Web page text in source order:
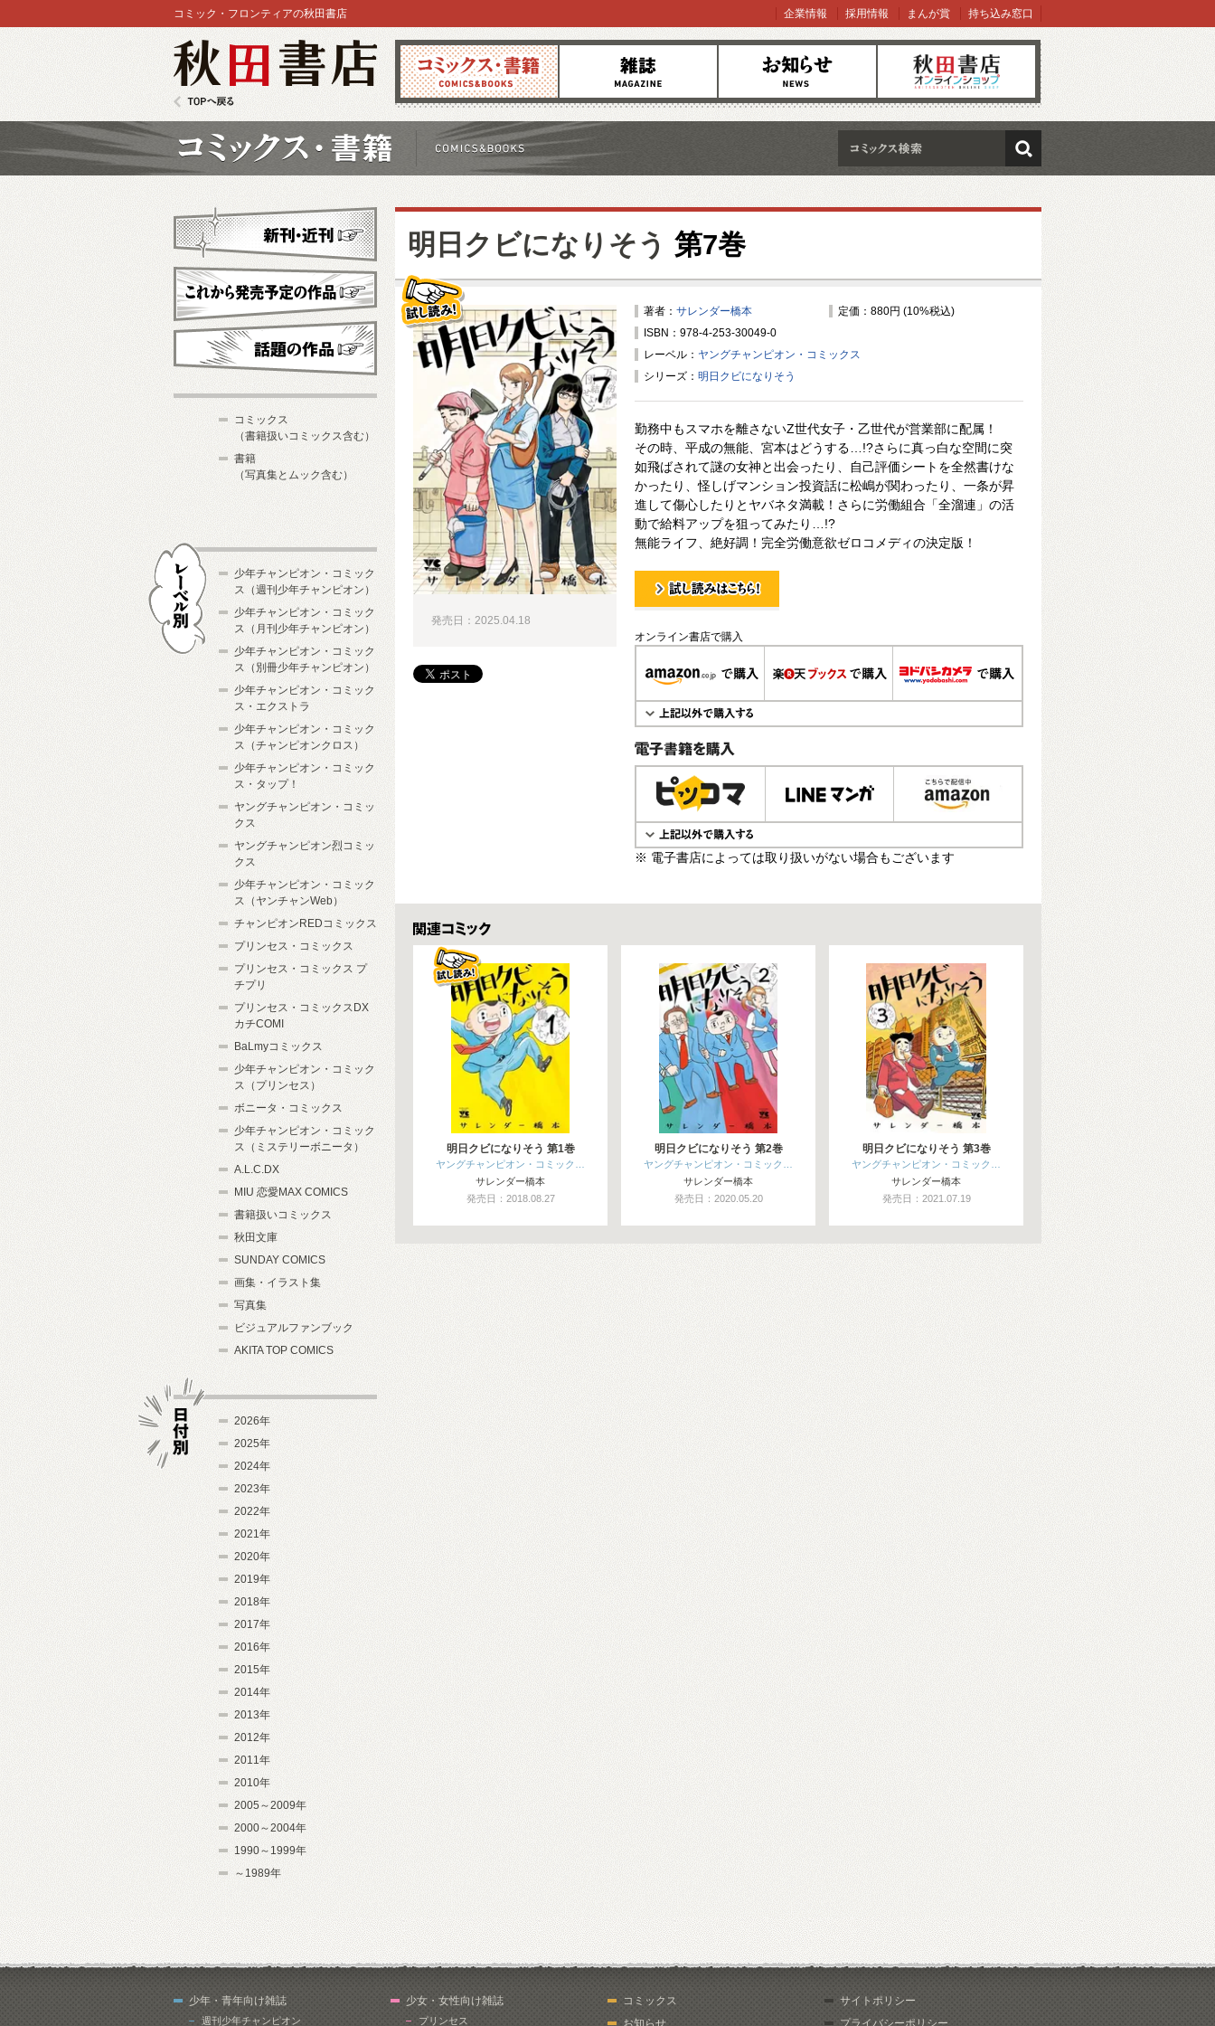
コミックス 雑誌 お知らせ オンラインショップ
コミック・フロンティアの秋田書店 企業情報 採用情報 まんが賞 持ち込み窓口
検索
明日クビになりそう 第7巻
著者： サレンダー橋本
定価：880円 (10%税込)
ISBN：978-4-253-30049-0
レーベル： ヤングチャンピオン・コミックス
シリーズ： 明日クビになりそう
勤務中もスマホを離さないZ世代女子・乙世代が営業部に配属！
その時、平成の無能、宮本はどうする…!?さらに真っ白な空間に突
如飛ばされて謎の女神と出会ったり、自己評価シートを全然書けな
かったり、怪しげマンション投資話に松嶋が関わったり、一条が昇
進して傷心したりとヤバネタ満載！さらに労働組合「全溜連」の活
動で給料アップを狙ってみたり…!?
無能ライフ、絶好調！完全労働意欲ゼロコメディの決定版！
試し読み！
オンライン書店で購入
電子書籍で購入
※ 電子書店によっては取り扱いがない場合もございます
発売日：2025.04.18
関連コミックス
明日クビになりそう 第1巻
ヤングチャンピオン・コミック…
サレンダー橋本
発売日：2018.08.27
明日クビになりそう 第2巻
ヤングチャンピオン・コミック…
サレンダー橋本
発売日：2020.05.20
明日クビになりそう 第3巻
ヤングチャンピオン・コミック…
サレンダー橋本
発売日：2021.07.19
新刊・近刊
これから発売予定
コミックス
（書籍扱いコミックス含む）
書籍
（写真集とムック含む）
少年チャンピオン・コミック
ス（週刊少年チャンピオン）
少年チャンピオン・コミック
ス（月刊少年チャンピオン）
少年チャンピオン・コミック
ス（別冊少年チャンピオン）
少年チャンピオン・コミック
ス・エクストラ
少年チャンピオン・コミック
ス（チャンピオンクロス）
少年チャンピオン・コミック
ス・タップ！
ヤングチャンピオン・コミッ
クス
ヤングチャンピオン烈コミッ
クス
少年チャンピオン・コミック
ス（ヤンチャンWeb）
チャンピオンREDコミックス
プリンセス・コミックス
プリンセス・コミックス プ
チプリ
プリンセス・コミックスDX
カチCOMI
BaLmyコミックス
少年チャンピオン・コミック
ス（プリンセス）
ボニータ・コミックス
少年チャンピオン・コミック
ス（ミステリーボニータ）
A.L.C.DX
MIU 恋愛MAX COMICS
書籍扱いコミックス
秋田文庫
SUNDAY COMICS
画集・イラスト集
写真集
ビジュアルファンブック
AKITA TOP COMICS
2026年
2025年
2024年
2023年
2022年
2021年
2020年
2019年
2018年
2017年
2016年
2015年
2014年
2013年
2012年
2011年
2010年
2005～2009年
2000～2004年
1990～1999年
～1989年
少年・青年向け雑誌
週刊少年チャンピオン
少女・女性向け雑誌
プリンセス
コミックス
お知らせ
サイトポリシー
プライバシーポリシー